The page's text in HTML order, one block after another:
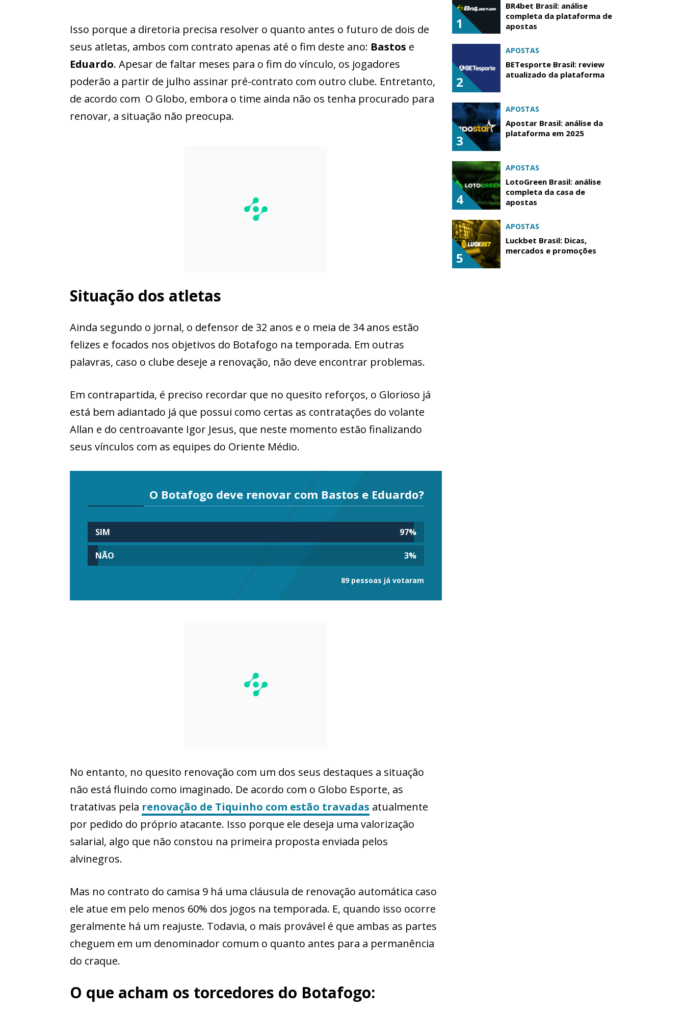
Isso porque a diretoria precisa resolver o quanto antes o futuro de dois de
seus atletas, ambos com contrato apenas até o fim deste ano: Bastos e
Eduardo. Apesar de faltar meses para o fim do vínculo, os jogadores
poderão a partir de julho assinar pré-contrato com outro clube. Entretanto,
de acordo com O Globo, embora o time ainda não os tenha procurado para
renovar, a situação não preocupa.
Situação dos atletas
Ainda segundo o jornal, o defensor de 32 anos e o meia de 34 anos estão
felizes e focados nos objetivos do Botafogo na temporada. Em outras
palavras, caso o clube deseje a renovação, não deve encontrar problemas.
Em contrapartida, é preciso recordar que no quesito reforços, o Glorioso já
está bem adiantado já que possui como certas as contratações do volante
Allan e do centroavante Igor Jesus, que neste momento estão finalizando
seus vínculos com as equipes do Oriente Médio.
O Botafogo deve renovar com Bastos e Eduardo?
SIM 97%
NÃO 3%
89 pessoas já votaram
No entanto, no quesito renovação com um dos seus destaques a situação
não está fluindo como imaginado. De acordo com o Globo Esporte, as
tratativas pela renovação de Tiquinho com estão travadas atualmente
por pedido do próprio atacante. Isso porque ele deseja uma valorização
salarial, algo que não constou na primeira proposta enviada pelos
alvinegros.
Mas no contrato do camisa 9 há uma cláusula de renovação automática caso
ele atue em pelo menos 60% dos jogos na temporada. E, quando isso ocorre
geralmente há um reajuste. Todavia, o mais provável é que ambas as partes
cheguem em um denominador comum o quanto antes para a permanência
do craque.
O que acham os torcedores do Botafogo:
1
BR4bet Brasil: análise
completa da plataforma de
apostas
2
APOSTAS
BETesporte Brasil: review
atualizado da plataforma
3
APOSTAS
Apostar Brasil: análise da
plataforma em 2025
4
APOSTAS
LotoGreen Brasil: análise
completa da casa de
apostas
5
APOSTAS
Luckbet Brasil: Dicas,
mercados e promoções